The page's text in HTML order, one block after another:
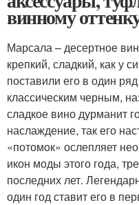
винному
Марсала – десертное
крепкий, сладкий, как у
поставили его в один
классическим черным,
сладкое вино дурманит
наслаждение, так его
«потомок» ослепляет
икон моды этого года,
последних лет.
один год ставит его в